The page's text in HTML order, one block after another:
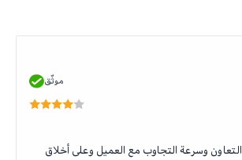
موثّق
وسرعة التجاوب مع العميل وعلى أخلاق